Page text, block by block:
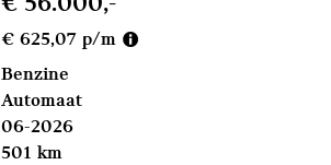
€ 625,07 p/m
Benzine
Automaat
06-2026
501 km